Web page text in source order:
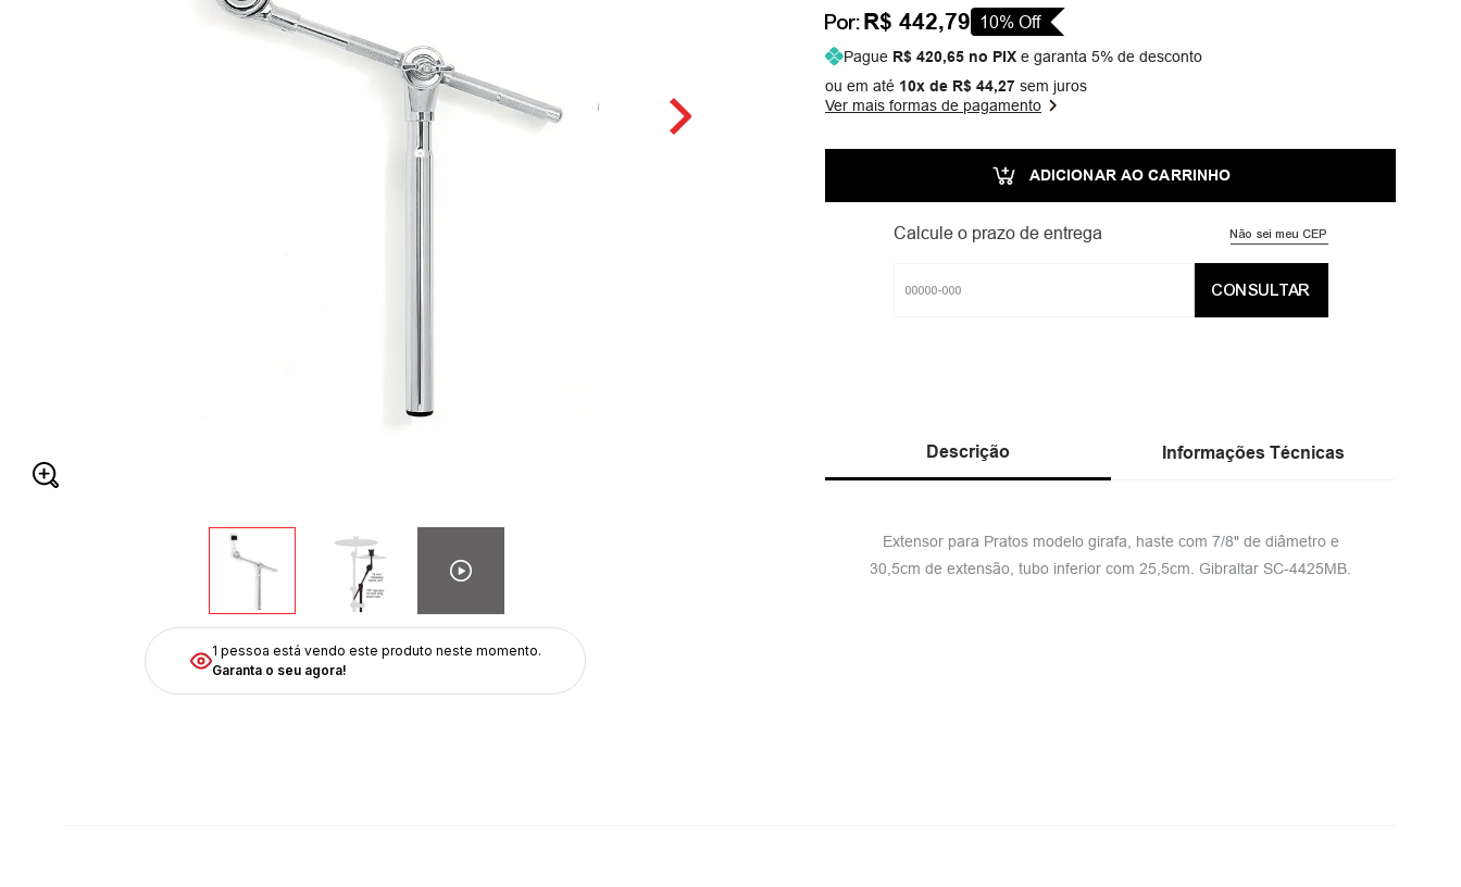
1 pessoa está vendo este produto neste momento.
Garanta o seu agora!
Por:R$ 442,79 10% Off
Pague R$ 420,65 no PIX e garanta 5% de desconto
ou em até 10x de R$ 44,27 sem juros
Ver mais formas de pagamento
ADICIONAR AO CARRINHO
Calcule o prazo de entrega Não sei meu CEP
CONSULTAR
Descrição Informações Técnicas
Extensor para Pratos modelo girafa, haste com 7/8" de diâmetro e
30,5cm de extensão, tubo inferior com 25,5cm. Gibraltar SC-4425MB.